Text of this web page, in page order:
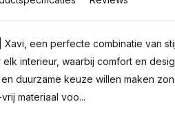
een perfecte combinatie van
interieur, waarbij comfort en
duurzame keuze willen maken
materiaal voo...